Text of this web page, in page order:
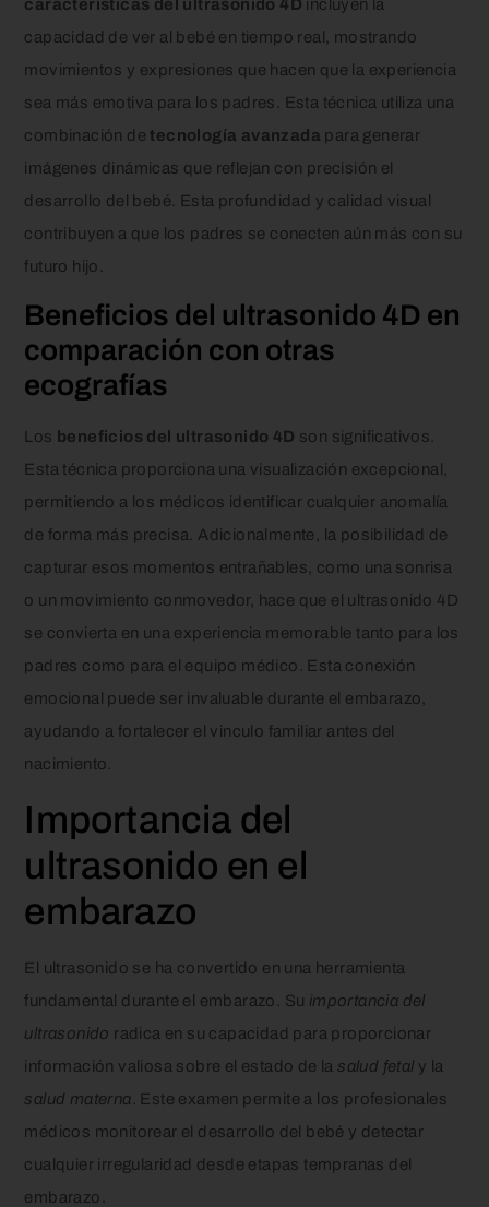
características del ultrasonido 4D incluyen la
capacidad de ver al bebé en tiempo real, mostrando
movimientos y expresiones que hacen que la experiencia
sea más emotiva para los padres. Esta técnica utiliza una
combinación de tecnología avanzada para generar
imágenes dinámicas que reflejan con precisión el
desarrollo del bebé. Esta profundidad y calidad visual
contribuyen a que los padres se conecten aún más con su
futuro hijo.
Beneficios del ultrasonido 4D en
comparación con otras
ecografías
Los beneficios del ultrasonido 4D son significativos.
Esta técnica proporciona una visualización excepcional,
permitiendo a los médicos identificar cualquier anomalía
de forma más precisa. Adicionalmente, la posibilidad de
capturar esos momentos entrañables, como una sonrisa
o un movimiento conmovedor, hace que el ultrasonido 4D
se convierta en una experiencia memorable tanto para los
padres como para el equipo médico. Esta conexión
emocional puede ser invaluable durante el embarazo,
ayudando a fortalecer el vinculo familiar antes del
nacimiento.
Importancia del
ultrasonido en el
embarazo
El ultrasonido se ha convertido en una herramienta
fundamental durante el embarazo. Su importancia del
ultrasonido radica en su capacidad para proporcionar
información valiosa sobre el estado de lasalud fetal y la
salud materna . Este examen permite a los profesionales
médicos monitorear el desarrollo del bebé y detectar
cualquier irregularidad desde etapas tempranas del
embarazo.